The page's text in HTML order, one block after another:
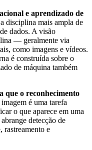
e aprendizado de
disciplina mais ampla de
dados. A visão
— geralmente via
como imagens e vídeos.
é construída sobre o
de máquina também
que o reconhecimento
é uma tarefa
o que aparece em uma
detecção de
rastreamento e